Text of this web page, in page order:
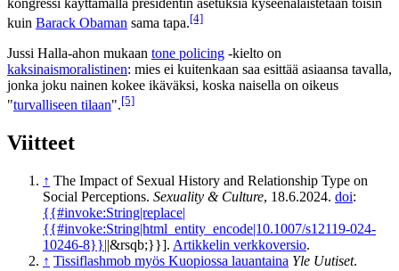
kuin Barack Obaman sama tapa.[4]
Jussi Halla-ahon mukaan tone policing -kielto on
kaksinaismoralistinen: mies ei kuitenkaan saa esittää asiaansa tavalla,
jonka joku nainen kokee ikäväksi, koska naisella on oikeus
"turvalliseen tilaan".[5]
Viitteet
↑ The Impact of Sexual History and Relationship Type on
Social Perceptions. Sexuality & Culture, 18.6.2024. doi:
{{#invoke:String|replace|
{{#invoke:String|html_entity_encode|10.1007/s12119-024-
10246-8}}||&rsqb;}}]. Artikkelin verkkoversio.
↑ Tissiflashmob myös Kuopiossa lauantaina Yle Uutiset.